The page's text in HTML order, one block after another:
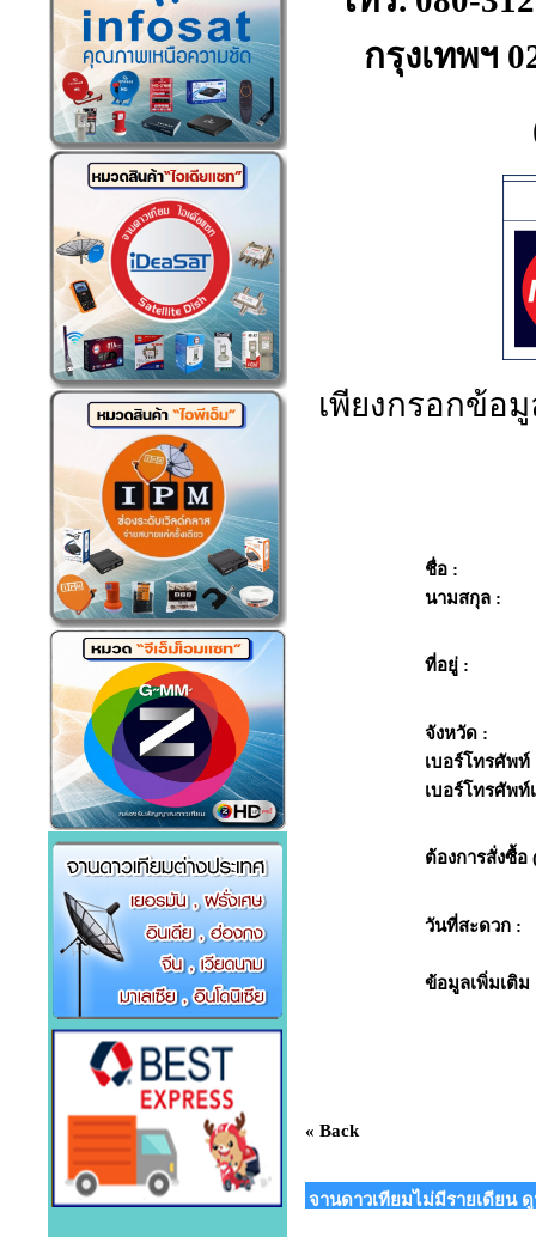
กรุงเทพฯ
เพียงกรอกข้อ
ชื่อ :
นามสกุล :
ที่อยู่ :
จังหวัด :
เบอร์โทรศัพท์
เบอร์โทรศัพท์
ต้องการสั่งซื้
วันที่สะดวก :
ข้อมูลเพิ่มเติม
« Back
จานดาวเทียมไม่มีรายเดียน